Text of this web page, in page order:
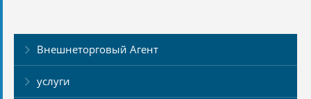
Внешнеторговый Агент
услуги